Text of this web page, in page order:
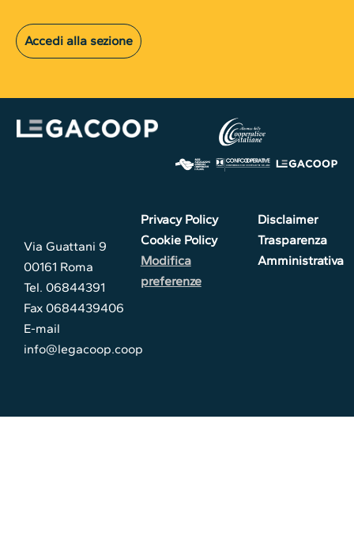
Accedi alla sezione
Via Guattani 9
00161 Roma
Tel. 06844391
Fax 0684439406
E-mail
info@legacoop.coop
Privacy Policy
Cookie Policy
Modifica
preferenze
Disclaimer
Trasparenza
Amministrativa